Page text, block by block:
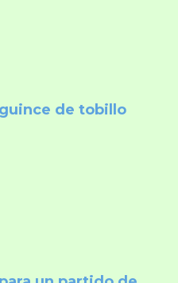
de tobillo